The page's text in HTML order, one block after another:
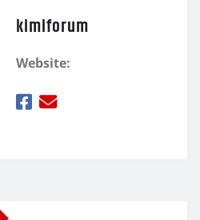
kimiforum
Website: